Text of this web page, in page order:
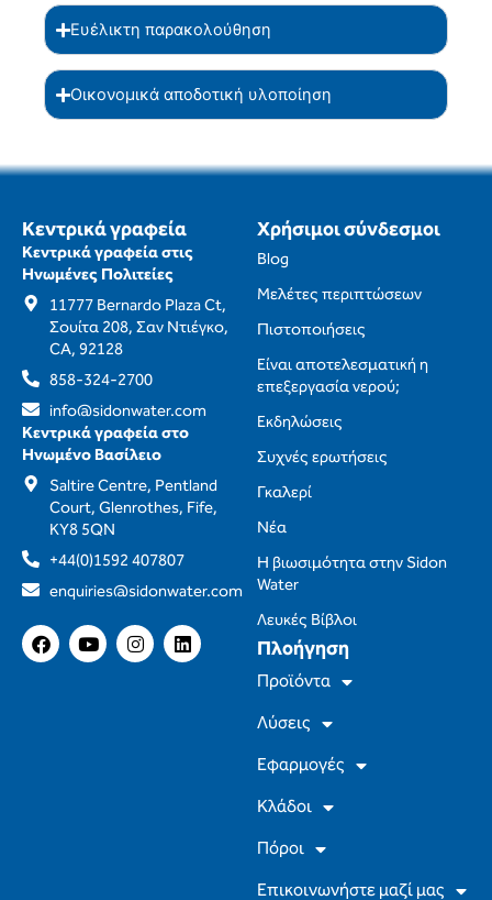
Ευέλικτη παρακολούθηση
Οικονομικά αποδοτική υλοποίηση
Κεντρικά γραφεία
Κεντρικά γραφεία στις
Ηνωμένες Πολιτείες
11777 Bernardo Plaza Ct,
Σουίτα 208, Σαν Ντιέγκο,
CA, 92128
858-324-2700
info@sidonwater.com
Κεντρικά γραφεία στο
Ηνωμένο Βασίλειο
Saltire Centre, Pentland
Court, Glenrothes, Fife,
KY8 5QN
+44(0)1592 407807
enquiries@sidonwater.com
F
a
Y
o
I
n
L
i
Πλοήγηση
Προϊόντα
Λύσεις
Εφαρμογές
Κλάδοι
Πόροι
Επικοινωνήστε μαζί μας
Χρήσιμοι σύνδεσμοι
Blog
Μελέτες περιπτώσεων
Πιστοποιήσεις
Είναι αποτελεσματική η
επεξεργασία νερού;
Εκδηλώσεις
Συχνές ερωτήσεις
Γκαλερί
Νέα
Η βιωσιμότητα στην Sidon
Water
Λευκές Βίβλοι